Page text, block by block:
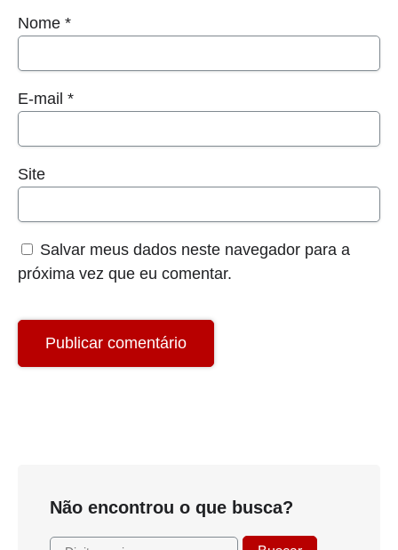
Nome*
E-mail*
Site
Salvar meus dados neste navegador para a
próxima vez que eu comentar.
Não encontrou o que busca?